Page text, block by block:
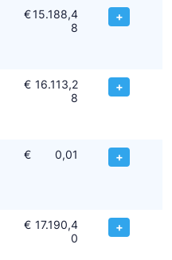
€15.188,4
8
+
€ 16.113,2
8
+
€ 0,01 +
€ 17.190,4
0
+